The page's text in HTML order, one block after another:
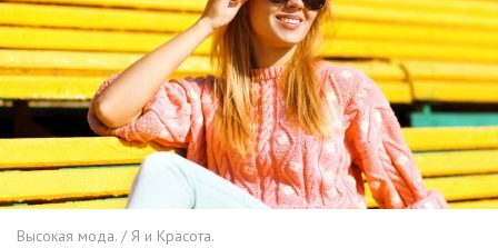
Высокая мода. / Я и Красота.